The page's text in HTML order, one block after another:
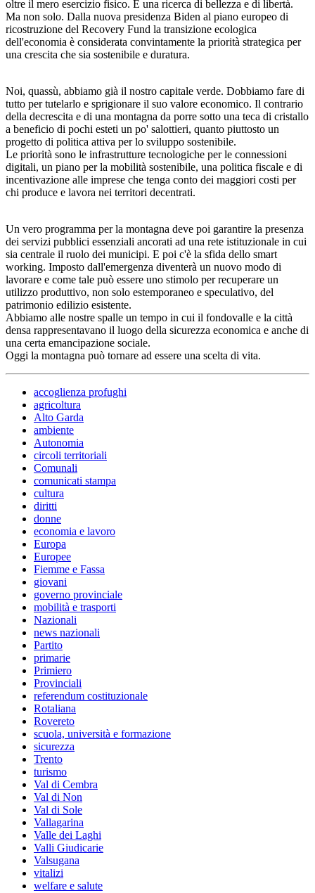
oltre il mero esercizio fisico. È una ricerca di bellezza e di libertà.
Ma non solo. Dalla nuova presidenza Biden al piano europeo di
ricostruzione del Recovery Fund la transizione ecologica
dell'economia è considerata convintamente la priorità strategica per
una crescita che sia sostenibile e duratura.
Noi, quassù, abbiamo già il nostro capitale verde. Dobbiamo fare di
tutto per tutelarlo e sprigionare il suo valore economico. Il contrario
della decrescita e di una montagna da porre sotto una teca di cristallo
a beneficio di pochi esteti un po' salottieri, quanto piuttosto un
progetto di politica attiva per lo sviluppo sostenibile.
Le priorità sono le infrastrutture tecnologiche per le connessioni
digitali, un piano per la mobilità sostenibile, una politica fiscale e di
incentivazione alle imprese che tenga conto dei maggiori costi per
chi produce e lavora nei territori decentrati.
Un vero programma per la montagna deve poi garantire la presenza
dei servizi pubblici essenziali ancorati ad una rete istituzionale in cui
sia centrale il ruolo dei municipi. E poi c'è la sfida dello smart
working. Imposto dall'emergenza diventerà un nuovo modo di
lavorare e come tale può essere uno stimolo per recuperare un
utilizzo produttivo, non solo estemporaneo e speculativo, del
patrimonio edilizio esistente.
Abbiamo alle nostre spalle un tempo in cui il fondovalle e la città
densa rappresentavano il luogo della sicurezza economica e anche di
una certa emancipazione sociale.
Oggi la montagna può tornare ad essere una scelta di vita.
accoglienza profughi
agricoltura
Alto Garda
ambiente
Autonomia
circoli territoriali
Comunali
comunicati stampa
cultura
diritti
donne
economia e lavoro
Europa
Europee
Fiemme e Fassa
giovani
governo provinciale
mobilità e trasporti
Nazionali
news nazionali
Partito
primarie
Primiero
Provinciali
referendum costituzionale
Rotaliana
Rovereto
scuola, università e formazione
sicurezza
Trento
turismo
Val di Cembra
Val di Non
Val di Sole
Vallagarina
Valle dei Laghi
Valli Giudicarie
Valsugana
vitalizi
welfare e salute